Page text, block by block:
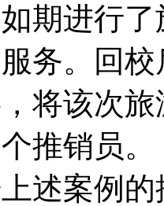
期进行
务。回
将该次
推销员。
述案例